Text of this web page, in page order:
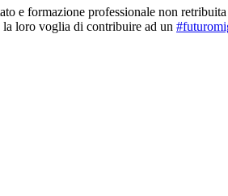
e formazione professionale non
la loro voglia di contribuire ad un